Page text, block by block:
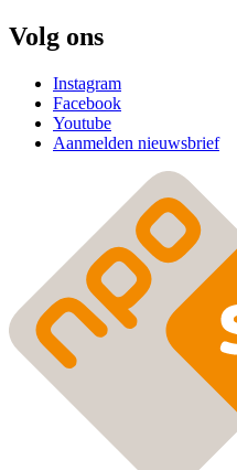
Volg ons
Instagram
Facebook
Youtube
Aanmelden nieuwsbrief